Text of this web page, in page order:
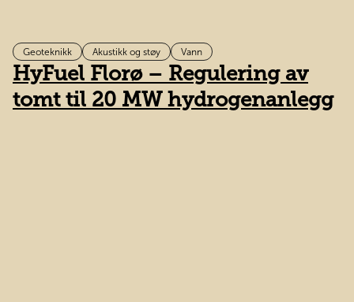
Geoteknikk Akustikk og støy Vann
HyFuel Florø – Regulering av
tomt til 20 MW hydrogenanlegg